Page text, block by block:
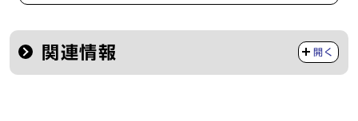
関連情報 開く